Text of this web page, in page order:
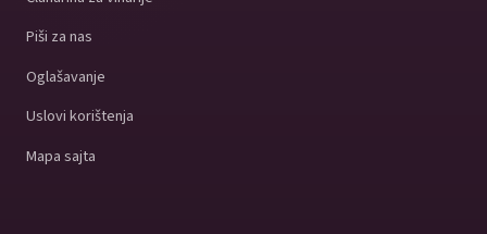
Piši za nas
Oglašavanje
Uslovi korištenja
Mapa sajta